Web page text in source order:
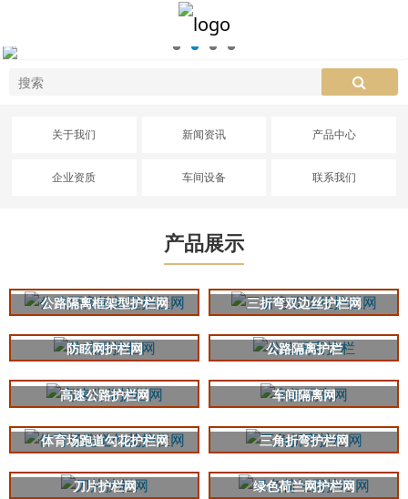
关于我们 新闻资讯 产品中心
企业资质 车间设备 联系我们
产品展示
公路隔离框架型护栏网 三折弯双边丝护栏网
防眩网护栏网 公路隔离护栏
高速公路护栏网 车间隔离网
体育场跑道勾花护栏网 三角折弯护栏网
刀片护栏网 绿色荷兰网护栏网